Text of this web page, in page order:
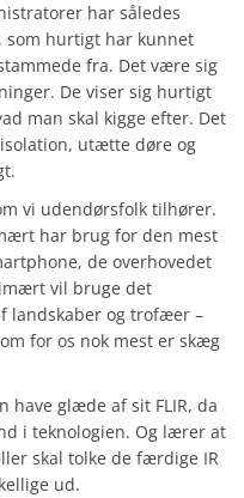
har således
som hurtigt har kunnet
fra. Det være sig
De viser sig hurtigt
man skal kigge efter. Det
utætte døre og
vi udendørsfolk tilhører.
har brug for den mest
de overhovedet
vil bruge det
landskaber og trofæer –
for os nok mest er skæg
have glæde af sit FLIR, da
i teknologien. Og lærer at
skal tolke de færdige IR
ud.